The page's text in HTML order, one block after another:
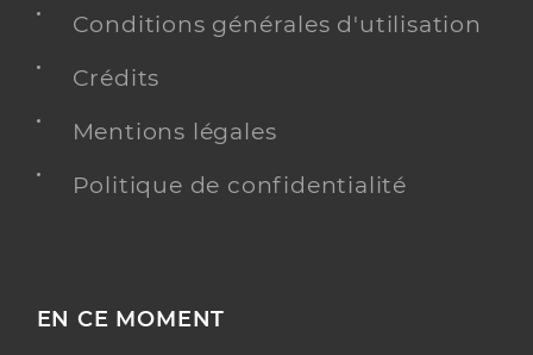
Conditions générales d'utilisation
Crédits
Mentions légales
Politique de confidentialité
EN CE MOMENT